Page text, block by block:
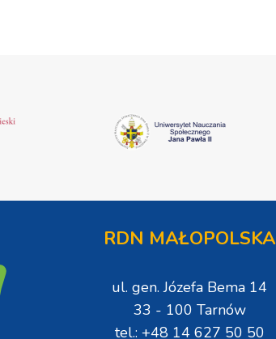
RDN MAŁOPOLSKA
ul. gen. Józefa Bema 14
33 - 100 Tarnów
tel.: +48 14 627 50 50